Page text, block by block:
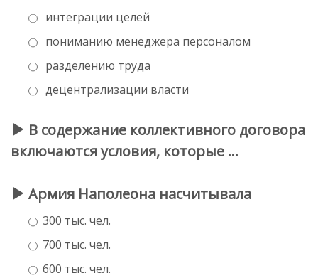
интеграции целей
пониманию менеджера персоналом
разделению труда
децентрализации власти
В содержание коллективного договора
включаются условия, которые …
Армия Наполеона насчитывала
300 тыс. чел.
700 тыс. чел.
600 тыс. чел.